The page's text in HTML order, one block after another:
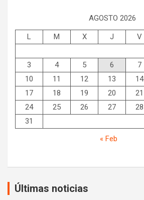
AGOSTO 2026
L M X J V
3
4 5 6 7
10
11 12 13 14
17
18 19 20 21
24
25 26 27 28
31
« Feb
Últimas noticias